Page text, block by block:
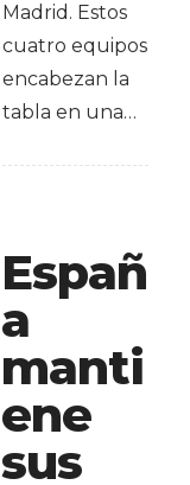
Madrid. Estos
cuatro equipos
encabezan la
tabla en una…
Españ
a
manti
ene
sus